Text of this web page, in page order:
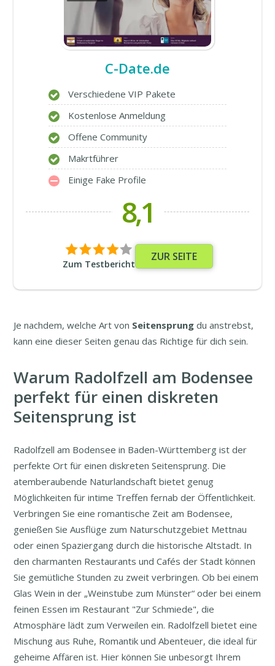
C-Date.de
Verschiedene VIP Pakete
Kostenlose Anmeldung
Offene Community
Makrtführer
Einige Fake Profile
8,1
Zum Testbericht
ZUR SEITE
Je nachdem, welche Art von Seitensprung du anstrebst,
kann eine dieser Seiten genau das Richtige für dich sein.
Warum Radolfzell am Bodensee
perfekt für einen diskreten
Seitensprung ist
Radolfzell am Bodensee in Baden-Württemberg ist der
perfekte Ort für einen diskreten Seitensprung. Die
atemberaubende Naturlandschaft bietet genug
Möglichkeiten für intime Treffen fernab der Öffentlichkeit.
Verbringen Sie eine romantische Zeit am Bodensee,
genießen Sie Ausflüge zum Naturschutzgebiet Mettnau
oder einen Spaziergang durch die historische Altstadt. In
den charmanten Restaurants und Cafés der Stadt können
Sie gemütliche Stunden zu zweit verbringen. Ob bei einem
Glas Wein in der „Weinstube zum Münster“ oder bei einem
feinen Essen im Restaurant "Zur Schmiede", die
Atmosphäre lädt zum Verweilen ein. Radolfzell bietet eine
Mischung aus Ruhe, Romantik und Abenteuer, die ideal für
geheime Affären ist. Hier können Sie unbesorgt Ihrem